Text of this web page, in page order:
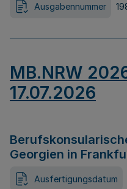
Ausgabennummer
MB.NRW
17.07.2026
Georgien in
Ausfertigungsdatum